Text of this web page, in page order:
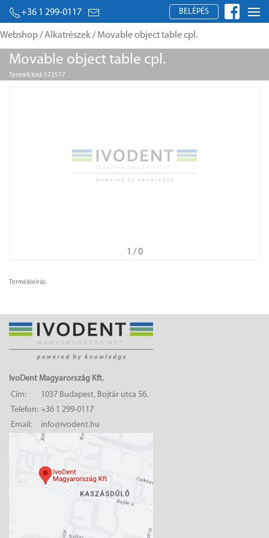
+36 1 299-0117 BELÉPÉS
Webshop/Alkatrészek/ Movable object table cpl.
Movable object table cpl.
Termék kód: 572517
1 / 0
Termékleírás:
IvoDent Magyarország Kft.
Cím:
1037 Budapest, Bojtár utca 56.
Telefon: +36 1 299-0117
Email:
info@ivodent.hu